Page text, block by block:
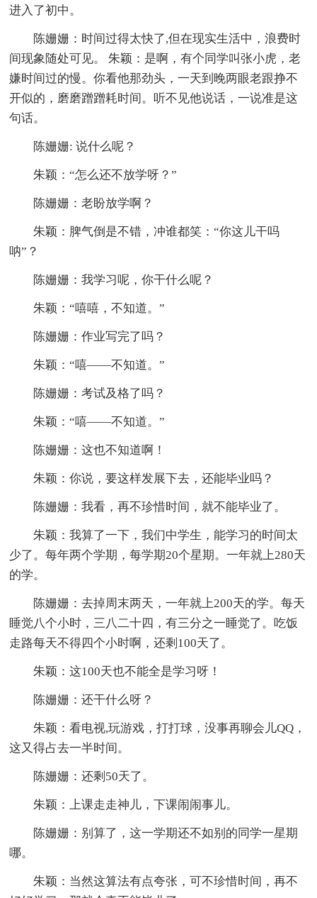
进入了初中。
陈姗姗：时间过得太快了,但在现实生活中，浪费时
间现象随处可见。 朱颖：是啊，有个同学叫张小虎，老
嫌时间过的慢。你看他那劲头，一天到晚两眼老跟挣不
开似的，磨磨蹭蹭耗时间。听不见他说话，一说准是这
句话。
陈姗姗: 说什么呢？
朱颖：“怎么还不放学呀？”
陈姗姗：老盼放学啊？
朱颖：脾气倒是不错，冲谁都笑：“你这儿干吗
呐”？
陈姗姗：我学习呢，你干什么呢？
朱颖：“嘻嘻，不知道。”
陈姗姗：作业写完了吗？
朱颖：“嘻——不知道。”
陈姗姗：考试及格了吗？
朱颖：“嘻——不知道。”
陈姗姗：这也不知道啊！
朱颖：你说，要这样发展下去，还能毕业吗？
陈姗姗：我看，再不珍惜时间，就不能毕业了。
朱颖：我算了一下，我们中学生，能学习的时间太
少了。每年两个学期，每学期20个星期。一年就上280天
的学。
陈姗姗：去掉周末两天，一年就上200天的学。每天
睡觉八个小时，三八二十四，有三分之一睡觉了。吃饭
走路每天不得四个小时啊，还剩100天了。
朱颖：这100天也不能全是学习呀！
陈姗姗：还干什么呀？
朱颖：看电视,玩游戏，打打球，没事再聊会儿QQ，
这又得占去一半时间。
陈姗姗：还剩50天了。
朱颖：上课走走神儿，下课闹闹事儿。
陈姗姗：别算了，这一学期还不如别的同学一星期
哪。
朱颖：当然这算法有点夸张，可不珍惜时间，再不